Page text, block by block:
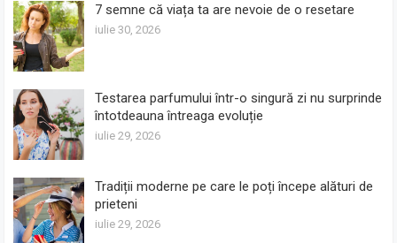
7 semne că viața ta are nevoie de o resetare
iulie 30, 2026
Testarea parfumului într-o singură zi nu surprinde
întotdeauna întreaga evoluție
iulie 29, 2026
Tradiții moderne pe care le poți începe alături de
prieteni
iulie 29, 2026